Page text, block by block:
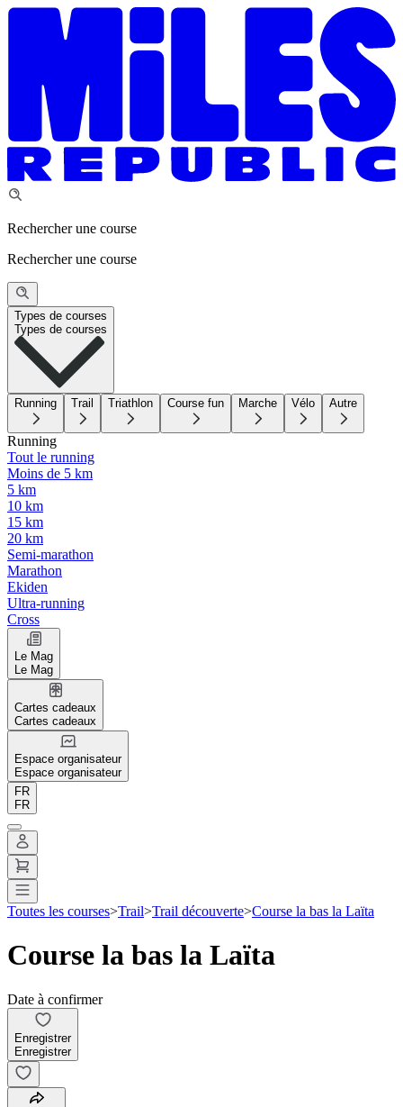
Rechercher une course
Rechercher une course
Types de courses
Types de courses
Running Trail Triathlon Course fun Marche Vélo Autre
Running
Tout le running
Moins de 5 km
5 km
10 km
15 km
20 km
Semi-marathon
Marathon
Ekiden
Ultra-running
Cross
Le Mag
Le Mag
Cartes cadeaux
Cartes cadeaux
Espace organisateur
Espace organisateur
FR
FR
Toutes les courses>Trail>Trail découverte>Course la bas la Laïta
Course la bas la Laïta
Date à confirmer
Enregistrer
Enregistrer